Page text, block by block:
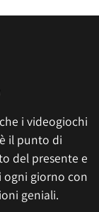
i videogiochi
il punto di
del presente e
ogni giorno con
geniali.